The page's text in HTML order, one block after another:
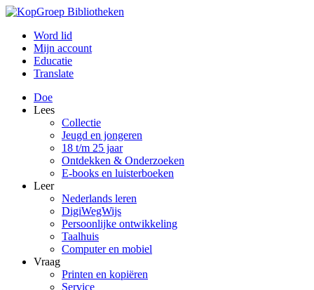
Word lid
Mijn account
Educatie
Translate
Doe
Lees
Collectie
Jeugd en jongeren
18 t/m 25 jaar
Ontdekken & Onderzoeken
E-books en luisterboeken
Leer
Nederlands leren
DigiWegWijs
Persoonlijke ontwikkeling
Taalhuis
Computer en mobiel
Vraag
Printen en kopiëren
Service